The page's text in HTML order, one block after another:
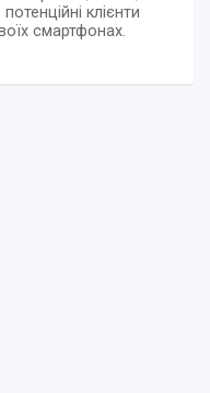
клієнти
смартфонах.